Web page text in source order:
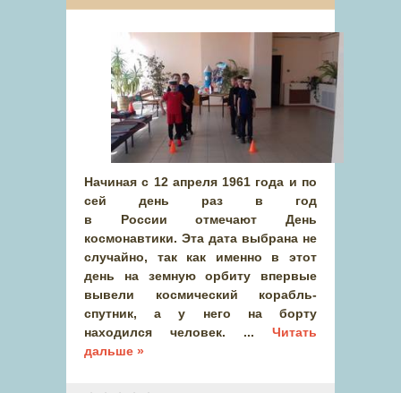
Начиная с 12 апреля 1961 года и по
сей день раз в год
в России отмечают День
космонавтики. Эта дата выбрана не
случайно, так как именно в этот
день на земную орбиту впервые
вывели космический корабль-
спутник, а у него на борту
находился человек. ... Читать
дальше »